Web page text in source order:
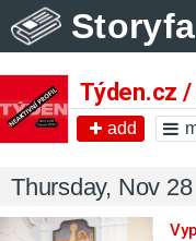
Storyfa
Týden.cz
add
Thursday, Nov 28
Pull